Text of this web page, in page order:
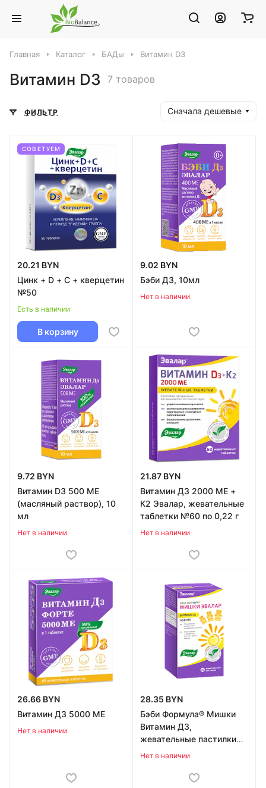
Главная Каталог БАДы Витамин D3
Витамин D3 7 товаров
ФИЛЬТР Сначала дешевые
СОВЕТУЕМ
20.21 BYN
Цинк + D + C + кверцетин
№50
Есть в наличии
В корзину
9.02 BYN
Бэби Д3, 10мл
Нет в наличии
9.72 BYN
Витамин D3 500 МЕ
(масляный раствор), 10
мл
Нет в наличии
21.87 BYN
Витамин Д3 2000 МЕ +
К2 Эвалар, жевательные
таблетки №60 по 0,22 г
Нет в наличии
26.66 BYN
Витамин Д3 5000 МЕ
Нет в наличии
28.35 BYN
Бэби Формула® Мишки
Витамин Д3,
жевательные пастилки
№30 по 2,5 г
Нет в наличии